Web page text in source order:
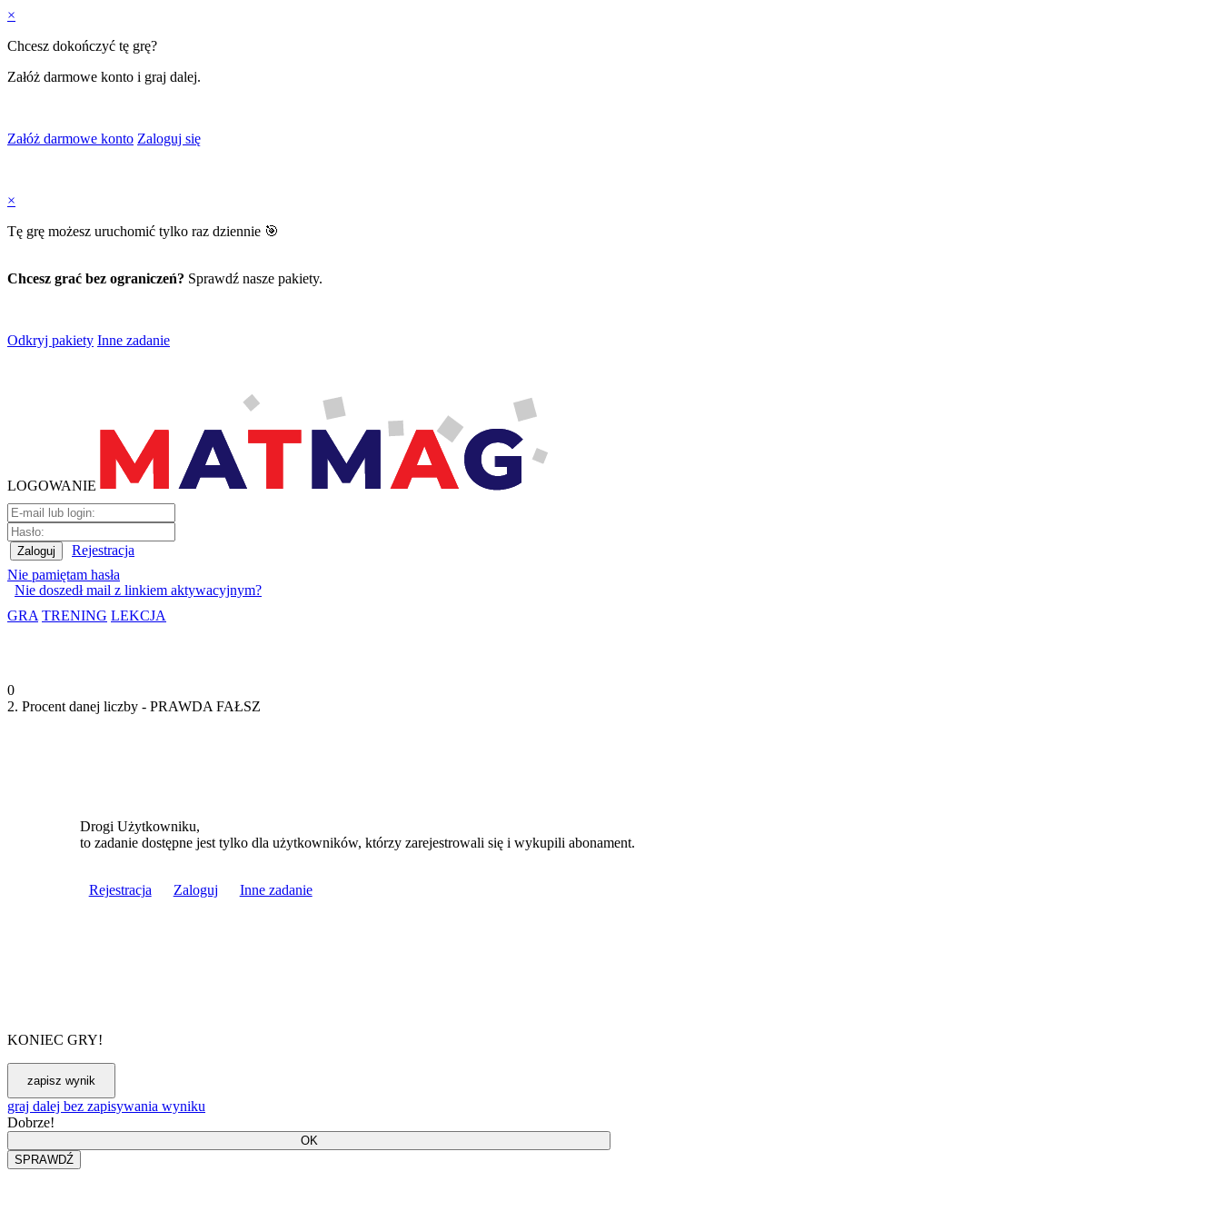
×
Chcesz dokończyć tę grę?
Załóż darmowe konto i graj dalej.
Załóż darmowe konto Zaloguj się
×
Tę grę możesz uruchomić tylko raz dziennie 🎯
Chcesz grać bez ograniczeń? Sprawdź nasze pakiety.
Odkryj pakiety Inne zadanie
LOGOWANIE
Rejestracja
Nie pamiętam hasła
Nie doszedł mail z linkiem aktywacyjnym?
GRA TRENING LEKCJA
0
2. Procent danej liczby - PRAWDA FAŁSZ
Drogi Użytkowniku,
to zadanie dostępne jest tylko dla użytkowników, którzy zarejestrowali się i wykupili abonament.
Rejestracja Zaloguj Inne zadanie
KONIEC GRY!
graj dalej bez zapisywania wyniku
Dobrze!